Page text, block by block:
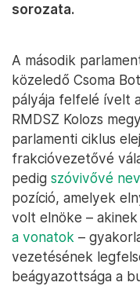
sorozata.
A második
közeledő Csoma
pályája felfelé ívelt
RMDSZ Kolozs
parlamenti ciklus
frakcióvezetővé
pedig szóvivővé
pozíció, amelyek
volt elnöke – akinek
a vonatok –
vezetésének
beágyazottsága a